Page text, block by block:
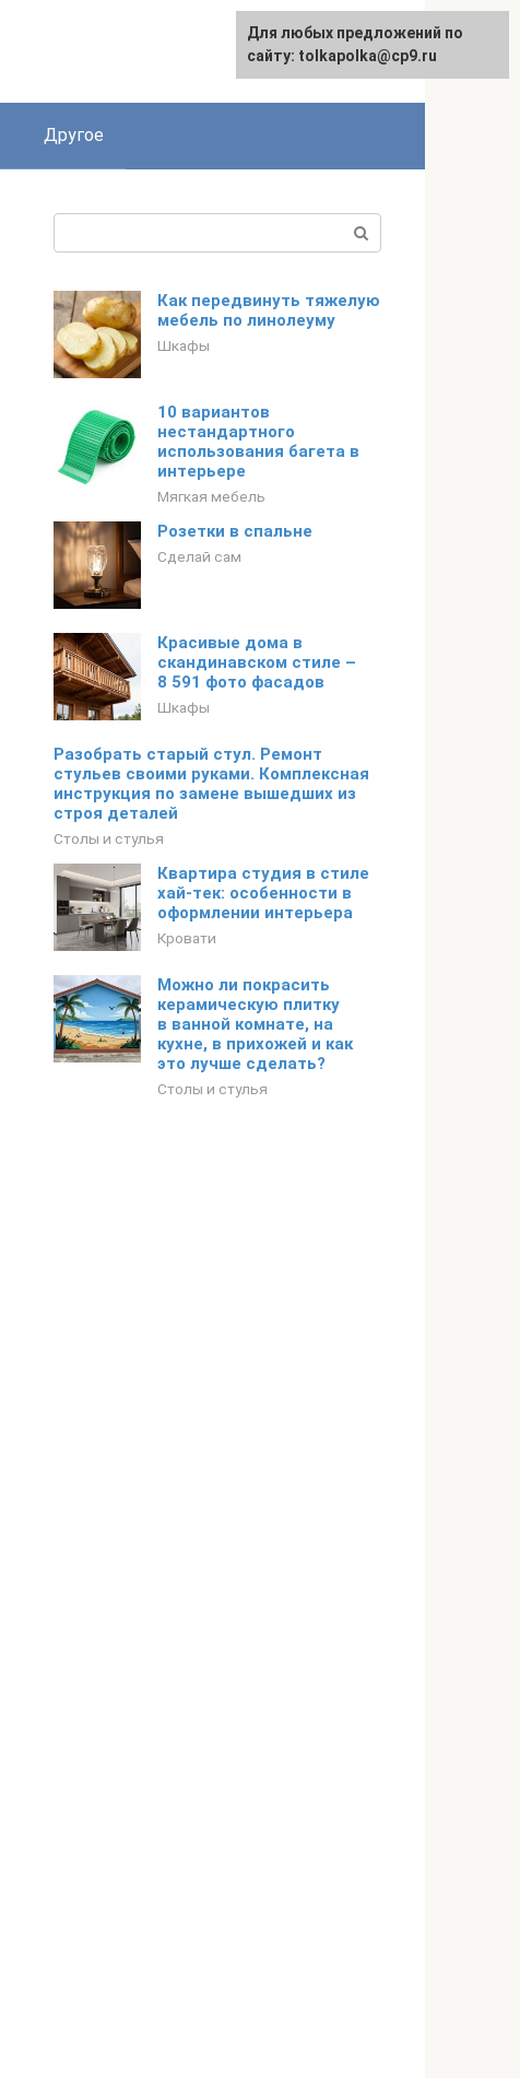
Другое
Как передвинуть тяжелую
мебель по линолеуму
Шкафы
10 вариантов
нестандартного
использования багета в
интерьере
Мягкая мебель
Розетки в спальне
Сделай сам
Красивые дома в
скандинавском стиле –
8 591 фото фасадов
Шкафы
Разобрать старый стул. Ремонт
стульев своими руками. Комплексная
инструкция по замене вышедших из
строя деталей
Столы и стулья
Квартира студия в стиле
хай-тек: особенности в
оформлении интерьера
Кровати
Можно ли покрасить
керамическую плитку
в ванной комнате, на
кухне, в прихожей и как
это лучше сделать?
Столы и стулья
Для любых предложений по
сайту: tolkapolka@cp9.ru